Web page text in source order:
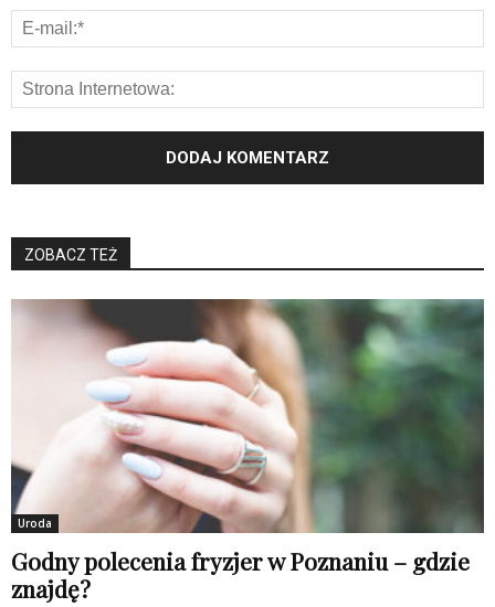
ZOBACZ TEŻ
Uroda
Godny polecenia fryzjer w Poznaniu – gdzie
znajdę?